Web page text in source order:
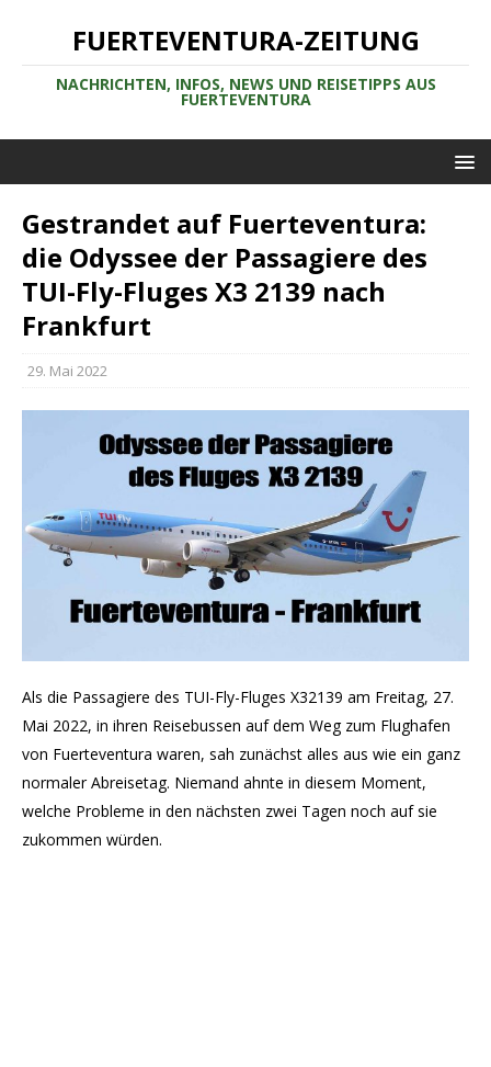
FUERTEVENTURA-ZEITUNG
NACHRICHTEN, INFOS, NEWS UND REISETIPPS AUS
FUERTEVENTURA
Gestrandet auf Fuerteventura:
die Odyssee der Passagiere des
TUI-Fly-Fluges X3 2139 nach
Frankfurt
29. Mai 2022
Als die Passagiere des TUI-Fly-Fluges X32139 am Freitag, 27.
Mai 2022, in ihren Reisebussen auf dem Weg zum Flughafen
von Fuerteventura waren, sah zunächst alles aus wie ein ganz
normaler Abreisetag. Niemand ahnte in diesem Moment,
welche Probleme in den nächsten zwei Tagen noch auf sie
zukommen würden.